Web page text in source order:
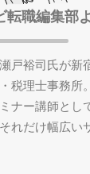
転職編集部
戸裕司氏が新
税理士事務所
ナー講師とし
れだけ幅広い